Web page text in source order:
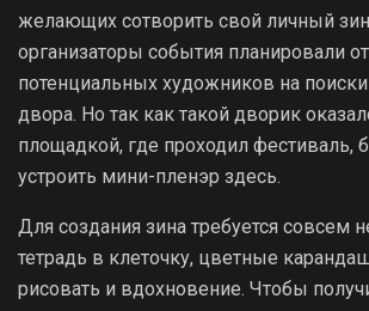
желающих сотворить свой личный
организаторы события планировали
потенциальных художников на
двора. Но так как такой дворик
площадкой, где проходил фестиваль,
устроить мини-пленэр здесь.
Для создания зина требуется совсем
тетрадь в клеточку, цветные
рисовать и вдохновение. Чтобы